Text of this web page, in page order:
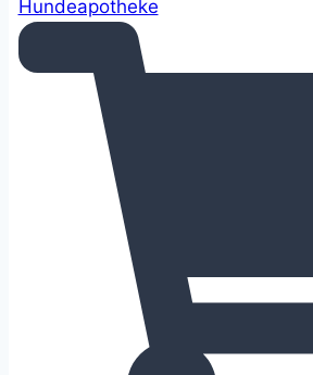
Hundeapotheke